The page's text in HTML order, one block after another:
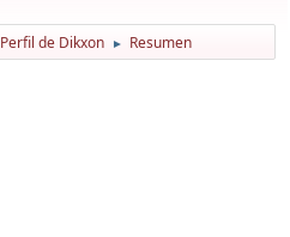
Perfil de Dikxon ► Resumen